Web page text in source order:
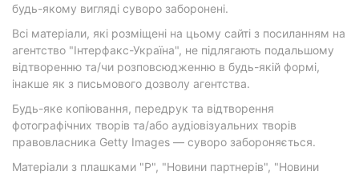
будь-якому вигляді суворо заборонені.
Всі матеріали, які розміщені на цьому сайті з посиланням на
агентство "Інтерфакс-Україна", не підлягають подальшому
відтворенню та/чи розповсюдженню в будь-якій формі,
інакше як з письмового дозволу агентства.
Будь-яке копіювання, передрук та відтворення
фотографічних творів та/або аудіовізуальних творів
правовласника Getty Images — суворо забороняється.
Матеріали з плашками "Р", "Новини партнерів", "Новини